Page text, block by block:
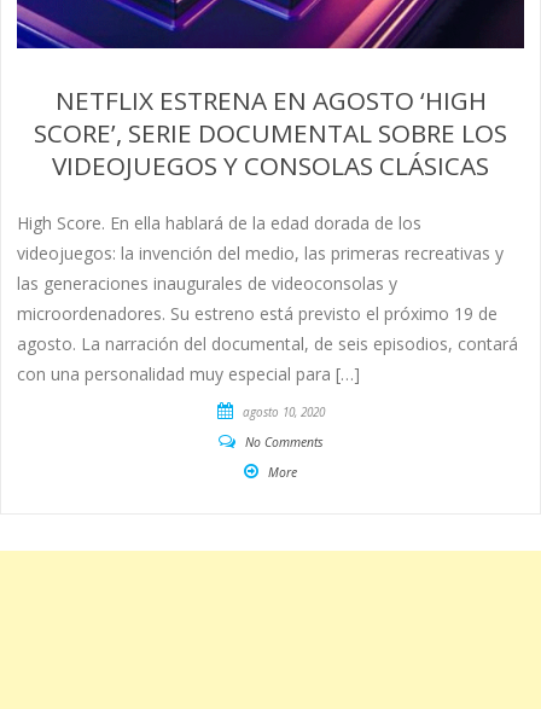
NETFLIX ESTRENA EN AGOSTO ‘HIGH
SCORE’, SERIE DOCUMENTAL SOBRE LOS
VIDEOJUEGOS Y CONSOLAS CLÁSICAS
High Score. En ella hablará de la edad dorada de los
videojuegos: la invención del medio, las primeras recreativas y
las generaciones inaugurales de videoconsolas y
microordenadores. Su estreno está previsto el próximo 19 de
agosto. La narración del documental, de seis episodios, contará
con una personalidad muy especial para […]
agosto 10, 2020
No Comments
More